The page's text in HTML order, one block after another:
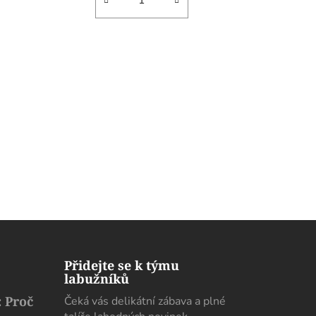
Přidejte se k týmu
labužníků
Čeká vás delikátní zábava a plné